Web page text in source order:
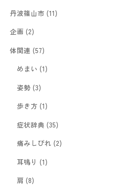
丹波篠山市 (11)
企画 (2)
体関連 (57)
めまい (1)
姿勢(3)
歩き方 (1)
症状辞典 (35)
痛みしびれ (2)
耳鳴り (1)
肩 (8)